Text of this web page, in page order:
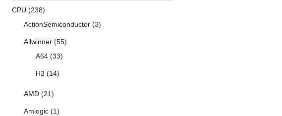
CPU (238)
ActionSemiconductor(3)
Allwinner(55)
A64(33)
H3 (14)
AMD(21)
Amlogic(1)